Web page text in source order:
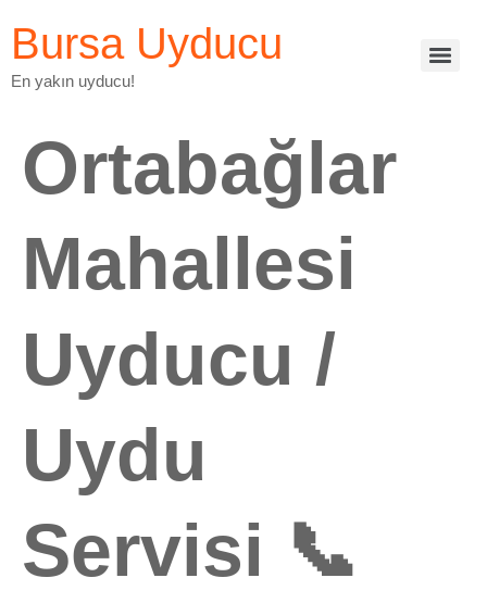
Bursa Uyducu
En yakın uyducu!
Ortabağlar
Mahallesi
Uyducu /
Uydu
Servisi 📞